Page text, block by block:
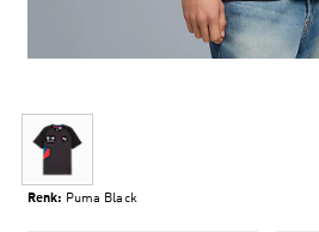
Renk: Puma Black